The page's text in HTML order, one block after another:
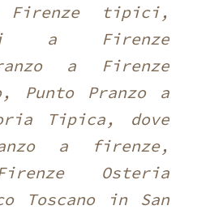
Firenze tipici,
a Firenze
a Firenze
Punto Pranzo a
Tipica, dove
a firenze,
Osteria
Toscano in San